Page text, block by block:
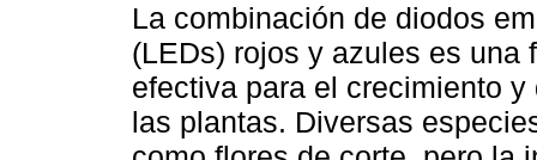
La combinación de diodos
(LEDs) rojos y azules es una
efectiva para el crecimiento y
las plantas. Diversas